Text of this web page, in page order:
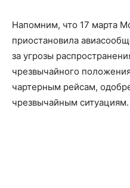
Напомним, что 17 марта
приостановила
за угрозы
чрезвычайного
чартерным рейсам,
чрезвычайным ситуациям.